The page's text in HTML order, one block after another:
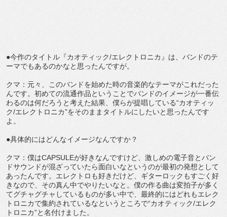
●今作のタイトル『カオティック/エレクトロニカ』は、バンドのテ
ーマでもあるのかなと思ったんですが。
クマ：元々、このバンドを始めた時の音楽的なテーマがこれだった
んです。初めての流通作品ということでバンドのイメージが一番伝
わるのは何だろうと考えた結果、僕らが提唱している“カオティッ
ク/エレクトロニカ”をそのままタイトルにしたいと思ったんです
よ。
●具体的にはどんなイメージなんですか？
クマ：僕はCAPSULEが好きなんですけど、激しめの電子音とバン
ドサウンドが混ざっていたら面白いなというのが最初の発想として
あったんです。エレクトロも好きだけど、ギターロックもすごく好
きなので、その真ん中でやりたいなと。僕の作る曲は変拍子が多く
てグチャグチャしているものが多い中で、最終的にはどれもエレク
トロニカで集約されているなというところで“カオティック/エレク
トロニカ”と名付けました。